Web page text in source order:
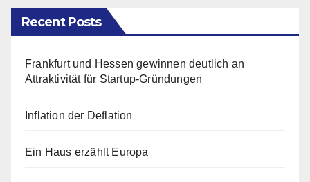
Recent Posts
Frankfurt und Hessen gewinnen deutlich an
Attraktivität für Startup-Gründungen
Inflation der Deflation
Ein Haus erzählt Europa